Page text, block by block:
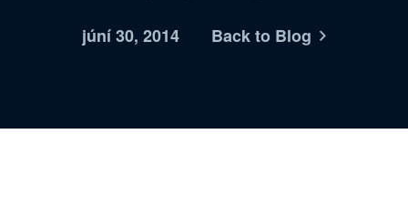
júní 30, 2014 Back to Blog